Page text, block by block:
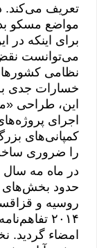
تعریف می‌کند.
مواضع مسکو
برای اینکه در
می‌توانست
نظامی
خسارات جدی
این، طراحی
اجرای
کمپانی‌های
را ضروری
حدود بخش‌های
روسیه و
۲٠١۴